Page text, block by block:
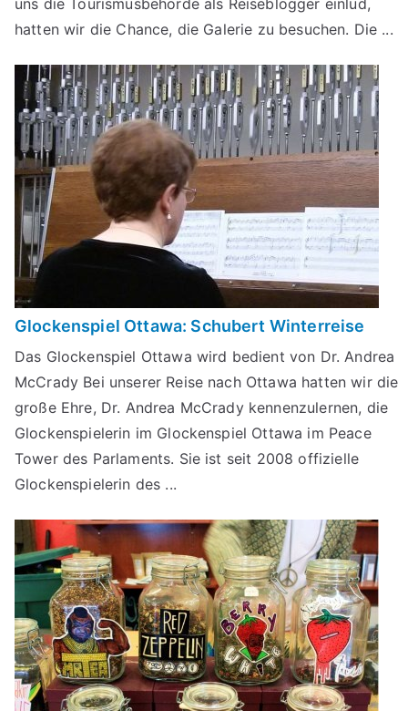
hatten wir die Chance, die Galerie zu besuchen. Die ...
Glockenspiel Ottawa: Schubert Winterreise
Das Glockenspiel Ottawa wird bedient von Dr. Andrea
McCrady Bei unserer Reise nach Ottawa hatten wir die
große Ehre, Dr. Andrea McCrady kennenzulernen, die
Glockenspielerin im Glockenspiel Ottawa im Peace
Tower des Parlaments. Sie ist seit 2008 offizielle
Glockenspielerin des ...